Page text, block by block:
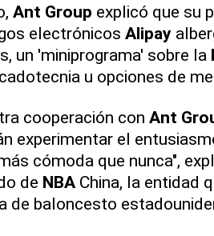
Ant Group explicó que su
electrónicos Alipay
un 'miniprograma' sobre la
u opciones de
cooperación con Ant
experimentar el
cómoda que nunca",
de NBAChina, la entidad
de baloncesto